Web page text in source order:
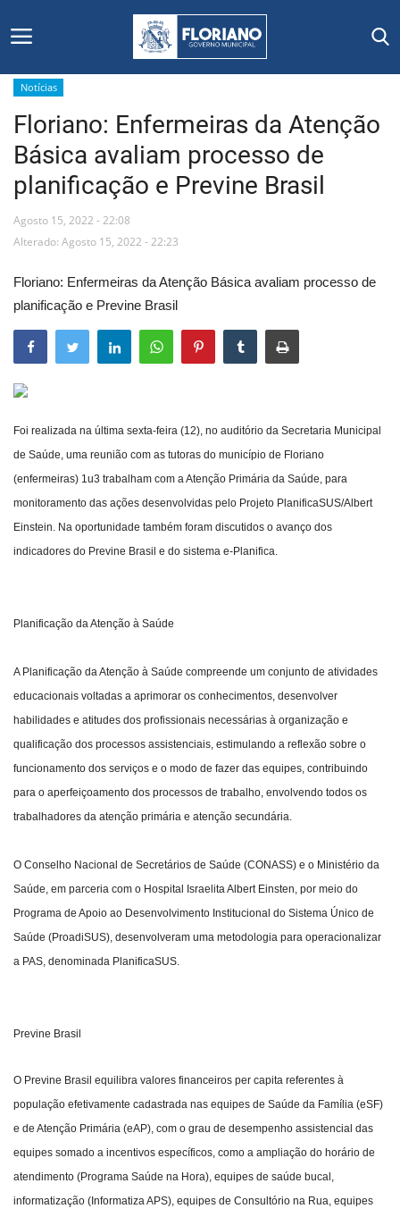
Início
Editais
Floriano
Mural de Licitações
Notícias
Vídeos
Webmail
Contato
Notícias
Floriano: Enfermeiras da Atenção
Básica avaliam processo de
planificação e Previne Brasil
Agosto 15, 2022 - 22:08
Alterado: Agosto 15, 2022 - 22:23
Floriano: Enfermeiras da Atenção Básica avaliam processo de
planificação e Previne Brasil
Foi realizada na última sexta-feira (12), no auditório da Secretaria Municipal
de Saúde, uma reunião com as tutoras do município de Floriano
(enfermeiras) 1u3 trabalham com a Atenção Primária da Saúde, para
monitoramento das ações desenvolvidas pelo Projeto PlanificaSUS/Albert
Einstein. Na oportunidade também foram discutidos o avanço dos
indicadores do Previne Brasil e do sistema e-Planifica.
Planificação da Atenção à Saúde
A Planificação da Atenção à Saúde compreende um conjunto de atividades
educacionais voltadas a aprimorar os conhecimentos, desenvolver
habilidades e atitudes dos profissionais necessárias à organização e
qualificação dos processos assistenciais, estimulando a reflexão sobre o
funcionamento dos serviços e o modo de fazer das equipes, contribuindo
para o aperfeiçoamento dos processos de trabalho, envolvendo todos os
trabalhadores da atenção primária e atenção secundária.
O Conselho Nacional de Secretários de Saúde (CONASS) e o Ministério da
Saúde, em parceria com o Hospital Israelita Albert Einsten, por meio do
Programa de Apoio ao Desenvolvimento Institucional do Sistema Único de
Saúde (ProadiSUS), desenvolveram uma metodologia para operacionalizar
a PAS, denominada PlanificaSUS.
Previne Brasil
O Previne Brasil equilibra valores financeiros per capita referentes à
população efetivamente cadastrada nas equipes de Saúde da Família (eSF)
e de Atenção Primária (eAP), com o grau de desempenho assistencial das
equipes somado a incentivos específicos, como a ampliação do horário de
atendimento (Programa Saúde na Hora), equipes de saúde bucal,
informatização (Informatiza APS), equipes de Consultório na Rua, equipes